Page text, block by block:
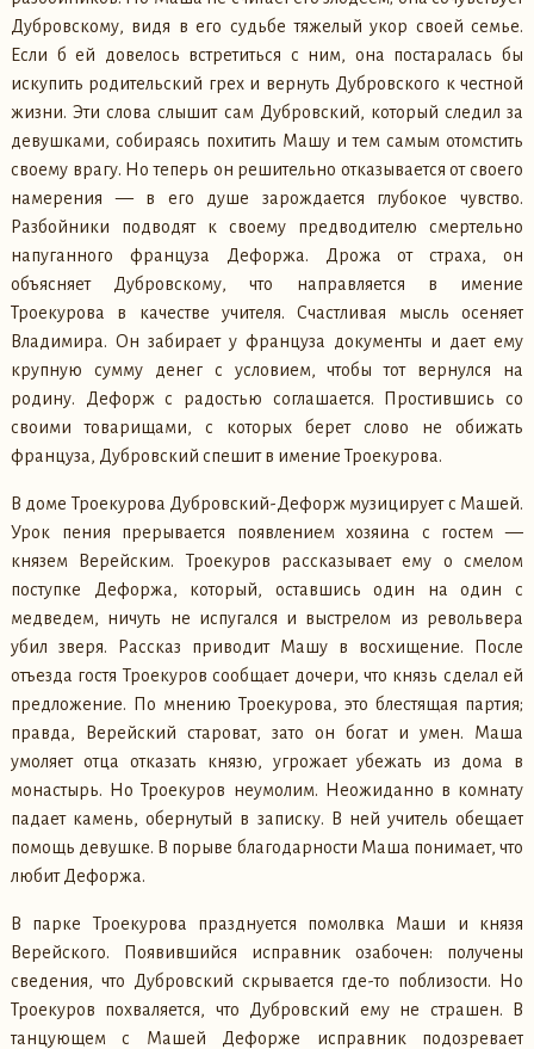
Дубровскому, видя в его судьбе тяжелый укор своей семье.
Если б ей довелось встретиться с ним, она постаралась бы
искупить родительский грех и вернуть Дубровского к честной
жизни. Эти слова слышит сам Дубровский, который следил за
девушками, собираясь похитить Машу и тем самым отомстить
своему врагу. Но теперь он решительно отказывается от своего
намерения — в его душе зарождается глубокое чувство.
Разбойники подводят к своему предводителю смертельно
напуганного француза Дефоржа. Дрожа от страха, он
объясняет Дубровскому, что направляется в имение
Троекурова в качестве учителя. Счастливая мысль осеняет
Владимира. Он забирает у француза документы и дает ему
крупную сумму денег с условием, чтобы тот вернулся на
родину. Дефорж с радостью соглашается. Простившись со
своими товарищами, с которых берет слово не обижать
француза, Дубровский спешит в имение Троекурова.
В доме Троекурова Дубровский-Дефорж музицирует с Машей.
Урок пения прерывается появлением хозяина с гостем —
князем Верейским. Троекуров рассказывает ему о смелом
поступке Дефоржа, который, оставшись один на один с
медведем, ничуть не испугался и выстрелом из револьвера
убил зверя. Рассказ приводит Машу в восхищение. После
отъезда гостя Троекуров сообщает дочери, что князь сделал ей
предложение. По мнению Троекурова, это блестящая партия;
правда, Верейский староват, зато он богат и умен. Маша
умоляет отца отказать князю, угрожает убежать из дома в
монастырь. Но Троекуров неумолим. Неожиданно в комнату
падает камень, обернутый в записку. В ней учитель обещает
помощь девушке. В порыве благодарности Маша понимает, что
любит Дефоржа.
В парке Троекурова празднуется помолвка Маши и князя
Верейского. Появившийся исправник озабочен: получены
сведения, что Дубровский скрывается где-то поблизости. Но
Троекуров похваляется, что Дубровский ему не страшен. В
танцующем с Машей Дефорже исправник подозревает